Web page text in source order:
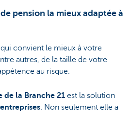
pension la mieux adaptée à
convient le mieux à votre
autres, de la taille de votre
au risque.
de la Branche 21 est la solution
. Non seulement elle a